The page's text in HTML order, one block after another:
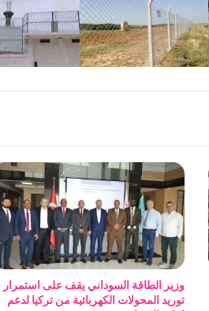
وزير الطاقة السوداني يقف على استمرار
توريد المحولات الكهربائية من تركيا لدعم